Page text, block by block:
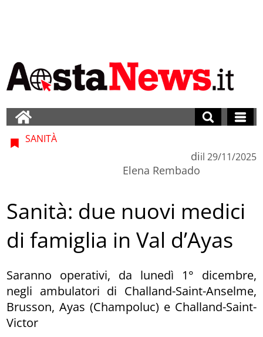
SANITÀ
di
Elena Rembado
il 29/11/2025
Sanità: due nuovi medici
di famiglia in Val d’Ayas
Saranno operativi, da lunedì 1° dicembre,
negli ambulatori di Challand-Saint-Anselme,
Brusson, Ayas (Champoluc) e Challand-Saint-
Victor